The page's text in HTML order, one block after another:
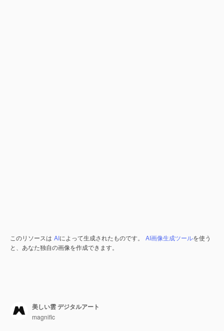
このリソースは AIによって生成されたものです。 AI画像生成ツールを使う
と、あなた独自の画像を作成できます。
美しい雲 デジタルアート
magnific